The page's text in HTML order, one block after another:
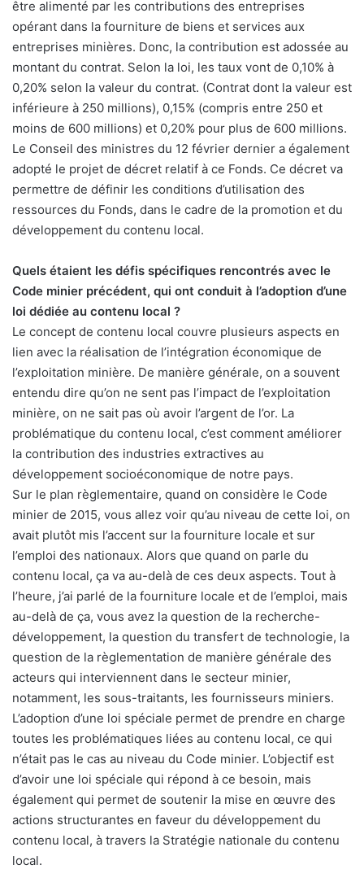
être alimenté par les contributions des entreprises
opérant dans la fourniture de biens et services aux
entreprises minières. Donc, la contribution est adossée au
montant du contrat. Selon la loi, les taux vont de 0,10% à
0,20% selon la valeur du contrat. (Contrat dont la valeur est
inférieure à 250 millions), 0,15% (compris entre 250 et
moins de 600 millions) et 0,20% pour plus de 600 millions.
Le Conseil des ministres du 12 février dernier a également
adopté le projet de décret relatif à ce Fonds. Ce décret va
permettre de définir les conditions d’utilisation des
ressources du Fonds, dans le cadre de la promotion et du
développement du contenu local.
Quels étaient les défis spécifiques rencontrés avec le
Code minier précédent, qui ont conduit à l’adoption d’une
loi dédiée au contenu local ?
Le concept de contenu local couvre plusieurs aspects en
lien avec la réalisation de l’intégration économique de
l’exploitation minière. De manière générale, on a souvent
entendu dire qu’on ne sent pas l’impact de l’exploitation
minière, on ne sait pas où avoir l’argent de l’or. La
problématique du contenu local, c’est comment améliorer
la contribution des industries extractives au
développement socioéconomique de notre pays.
Sur le plan règlementaire, quand on considère le Code
minier de 2015, vous allez voir qu’au niveau de cette loi, on
avait plutôt mis l’accent sur la fourniture locale et sur
l’emploi des nationaux. Alors que quand on parle du
contenu local, ça va au-delà de ces deux aspects. Tout à
l’heure, j’ai parlé de la fourniture locale et de l’emploi, mais
au-delà de ça, vous avez la question de la recherche-
développement, la question du transfert de technologie, la
question de la règlementation de manière générale des
acteurs qui interviennent dans le secteur minier,
notamment, les sous-traitants, les fournisseurs miniers.
L’adoption d’une loi spéciale permet de prendre en charge
toutes les problématiques liées au contenu local, ce qui
n’était pas le cas au niveau du Code minier. L’objectif est
d’avoir une loi spéciale qui répond à ce besoin, mais
également qui permet de soutenir la mise en œuvre des
actions structurantes en faveur du développement du
contenu local, à travers la Stratégie nationale du contenu
local.